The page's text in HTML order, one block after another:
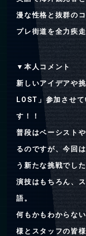
漫な性格と抜群の
プレ街道を全力疾走
▼本人コメント
新しいアイデアや
LOST」参加させ
す！！
普段はベーシスト
るのですが、今回
う新たな挑戦でした
演技はもちろん、
語。
何もかもわからな
様とスタッフの皆